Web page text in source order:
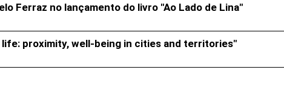
Ferraz no lançamento do livro "Ao Lado de Lina"
proximity, well-being in cities and territories"